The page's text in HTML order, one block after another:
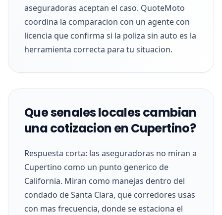
aseguradoras aceptan el caso. QuoteMoto
coordina la comparacion con un agente con
licencia que confirma si la poliza sin auto es la
herramienta correcta para tu situacion.
Que senales locales cambian
una cotizacion en Cupertino?
Respuesta corta: las aseguradoras no miran a
Cupertino como un punto generico de
California. Miran como manejas dentro del
condado de Santa Clara, que corredores usas
con mas frecuencia, donde se estaciona el